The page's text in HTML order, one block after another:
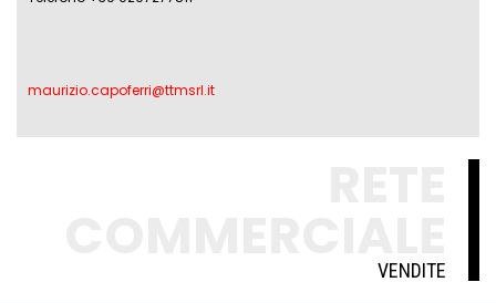
maurizio.capoferri@ttmsrl.it
VENDITE